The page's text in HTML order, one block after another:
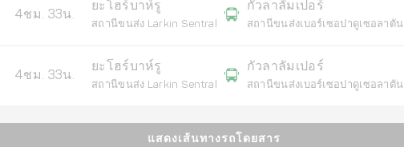
4ชม. 33น.
ยะโฮร์บาห์รู
สถานีขนส่ง Larkin Sentral
กัวลาลัมเปอร์
สถานีขนส่งเบอร์เซอปาดูเซอลาตัน
4ชม. 33น.
ยะโฮร์บาห์รู
สถานีขนส่ง Larkin Sentral
กัวลาลัมเปอร์
สถานีขนส่งเบอร์เซอปาดูเซอลาตัน
แสดงเส้นทางรถโดยสาร